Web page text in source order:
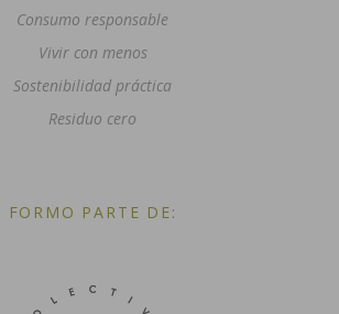
Consumo responsable
Vivir con menos
Sostenibilidad práctica
Residuo cero
FORMO PARTE DE: